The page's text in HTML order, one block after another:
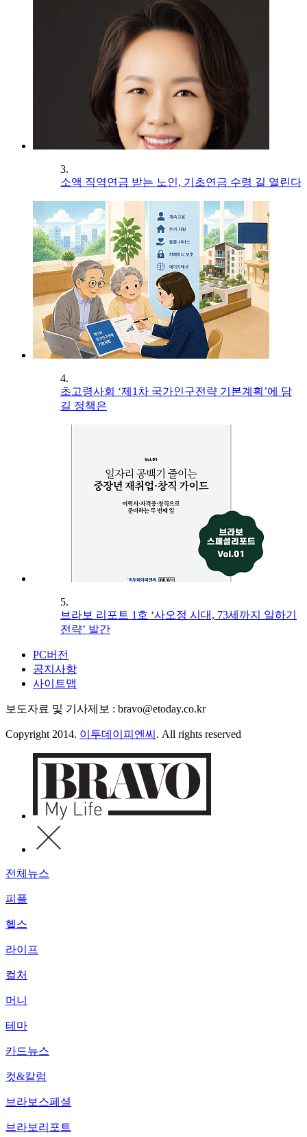
3.
소액 직역연금 받는 노인, 기초연금 수령 길 열린다
4.
초고령사회 ‘제1차 국가인구전략 기본계획’에 담
길 정책은
5.
브라보 리포트 1호 ‘사오정 시대, 73세까지 일하기
전략’ 발간
PC버전
공지사항
사이트맵
보도자료 및 기사제보 : bravo@etoday.co.kr
Copyright 2014. 이투데이피엔씨 . All rights reserved
전체뉴스
피플
헬스
라이프
컬처
머니
테마
카드뉴스
컷&칼럼
브라보스페셜
브라보리포트